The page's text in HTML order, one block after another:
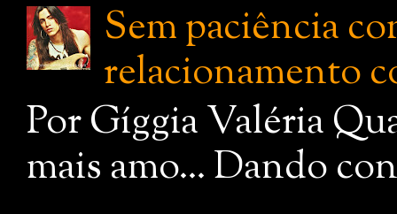
Sem paciência
relacionamento
Por Gíggia Valéria
mais amo... Dando